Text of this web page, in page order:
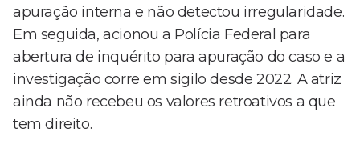
apuração interna e não detectou irregularidade.
Em seguida, acionou a Polícia Federal para
abertura de inquérito para apuração do caso e a
investigação corre em sigilo desde 2022. A atriz
ainda não recebeu os valores retroativos a que
tem direito.